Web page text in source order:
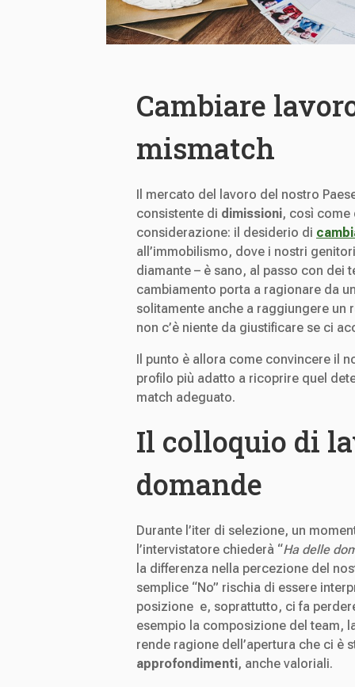
Cambiare
mismatch
Il mercato del lavoro del nostro
consistente di dimissioni, così come
considerazione: il desiderio di
all’immobilismo, dove i nostri
diamante – è sano, al passo con dei
cambiamento porta a ragionare da
solitamente anche a raggiungere un
non c’è niente da giustificare se ci
Il punto è allora come convincere il
profilo più adatto a ricoprire quel
match adeguato.
Il colloquio di
domande
Durante l’iter di selezione, un
l’intervistatore chiederà “Ha delle
la differenza nella percezione del
semplice “No” rischia di essere
posizione e, soprattutto, ci fa
esempio la composizione del team,
rende ragione dell’apertura che ci è
approfondimenti, anche valoriali.